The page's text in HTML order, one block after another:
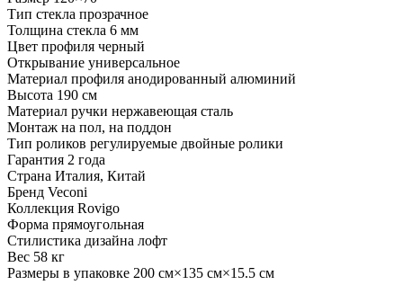
Тип стекла прозрачное
Толщина стекла 6 мм
Цвет профиля черный
Открывание универсальное
Материал профиля анодированный алюминий
Высота 190 см
Материал ручки нержавеющая сталь
Монтаж на пол, на поддон
Тип роликов регулируемые двойные ролики
Гарантия 2 года
Страна Италия, Китай
Бренд Veconi
Коллекция Rovigo
Форма прямоугольная
Стилистика дизайна лофт
Вес 58 кг
Размеры в упаковке 200 см×135 см×15.5 см